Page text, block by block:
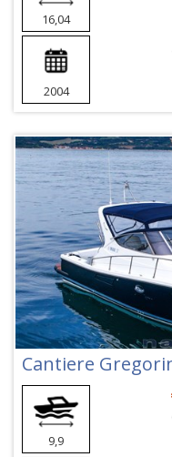
16,04
2004
Cantiere
9,9